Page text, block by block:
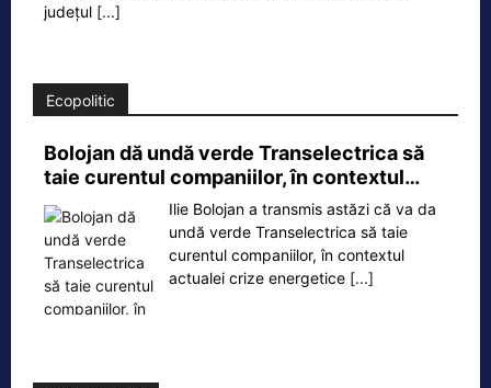
județul [...]
Ecopolitic
Bolojan dă undă verde Transelectrica să
taie curentul companiilor, în contextul…
Ilie Bolojan a transmis astăzi că va da
undă verde Transelectrica să taie
curentul companiilor, în contextul
actualei crize energetice [...]